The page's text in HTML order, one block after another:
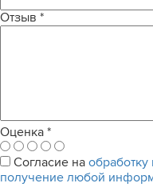
Отзыв *
Оценка *
Согласие на
получение любой